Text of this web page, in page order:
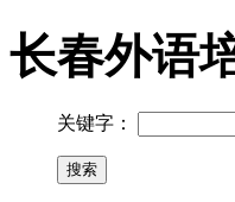
长春外语
关键字：